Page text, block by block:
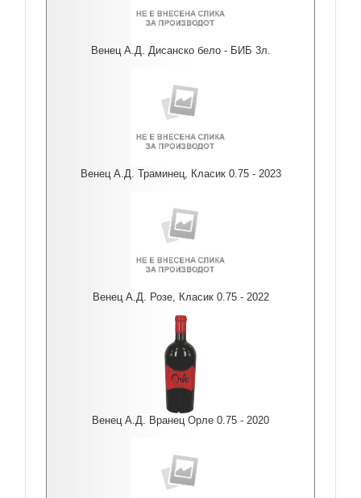
Венец А.Д. Дисанско бело - БИБ 3л.
Венец А.Д. Траминец, Класик 0.75 - 2023
Венец А.Д. Розе, Класик 0.75 - 2022
Венец А.Д. Вранец Орле 0.75 - 2020